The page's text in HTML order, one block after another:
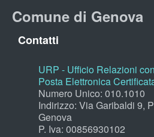
Comune di Genova
Contatti
URP - Ufficio Relazioni
Posta Elettronica
Numero Unico: 010.1010
Indirizzo: Via Garibaldi 9,
Genova
P. Iva: 00856930102